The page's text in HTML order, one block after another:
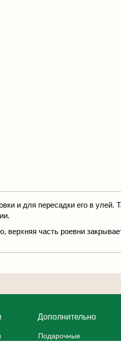
и для пересадки его в улей.
часть роевни
Дополнительно
Подарочные